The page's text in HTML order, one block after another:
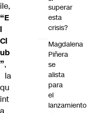
ile,
“E
l
Cl
ub
”,
la
qu
int
a
superar
esta
crisis?
Magdalena
Piñera
se
alista
para
el
lanzamiento